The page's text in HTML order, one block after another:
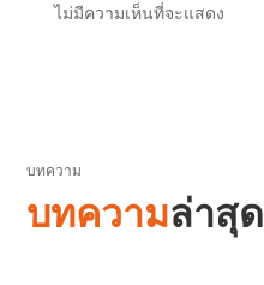
ไม่มีความเห็นที่จะแสดง
บทความ
บทความล่าสุด